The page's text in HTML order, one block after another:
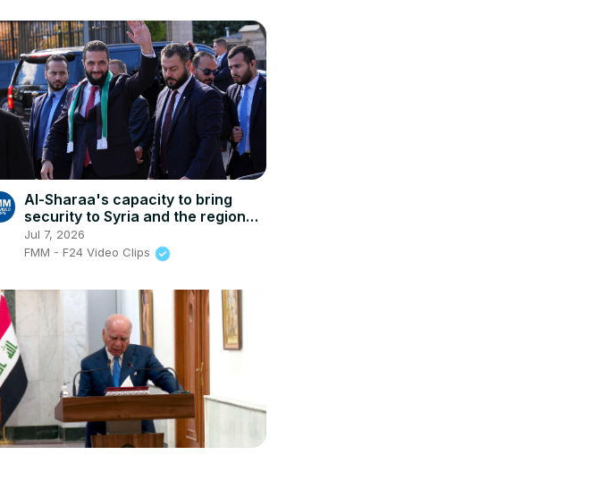
Al-Sharaa's capacity to bring
security to Syria and the region
under scrutiny
Jul 7, 2026
FMM - F24 Video Clips